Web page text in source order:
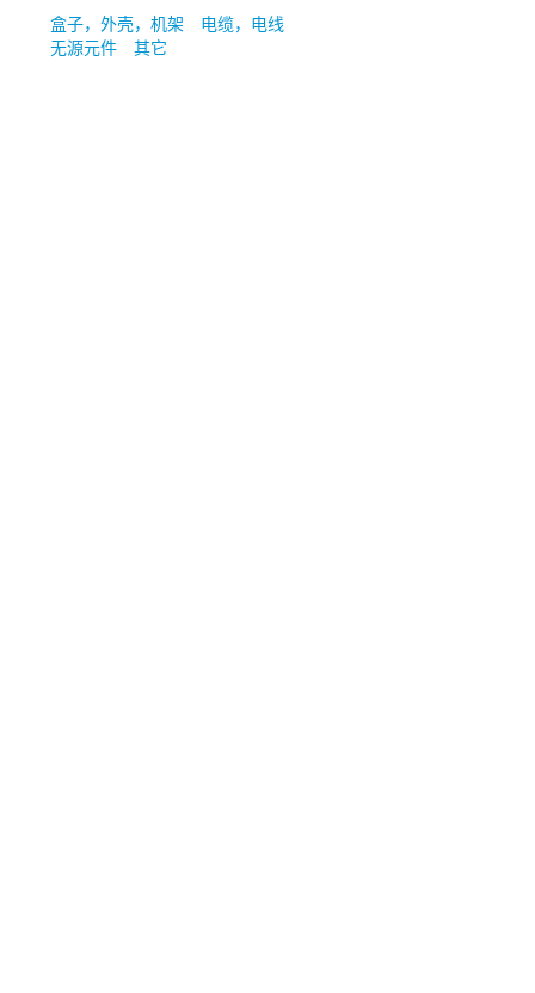
盒子，外壳，机架
电缆，电线
无源元件
其它